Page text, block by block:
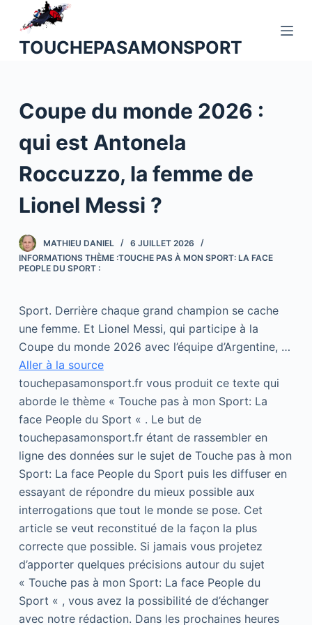
u
o
n
n
u
TOUCHEPASAMONSPORT
Coupe du monde 2026 :
qui est Antonela
Roccuzzo, la femme de
Lionel Messi ?
MATHIEU DANIEL
6 JUILLET 2026
INFORMATIONS THÈME :TOUCHE PAS À MON SPORT: LA FACE
PEOPLE DU SPORT :
Sport. Derrière chaque grand champion se cache
une femme. Et Lionel Messi, qui participe à la
Coupe du monde 2026 avec l’équipe d’Argentine, …
Aller à la source
touchepasamonsport.fr vous produit ce texte qui
aborde le thème « Touche pas à mon Sport: La
face People du Sport « . Le but de
touchepasamonsport.fr étant de rassembler en
ligne des données sur le sujet de Touche pas à mon
Sport: La face People du Sport puis les diffuser en
essayant de répondre du mieux possible aux
interrogations que tout le monde se pose. Cet
article se veut reconstitué de la façon la plus
correcte que possible. Si jamais vous projetez
d’apporter quelques précisions autour du sujet
« Touche pas à mon Sport: La face People du
Sport « , vous avez la possibilité de d’échanger
avec notre rédaction. Dans les prochaines heures